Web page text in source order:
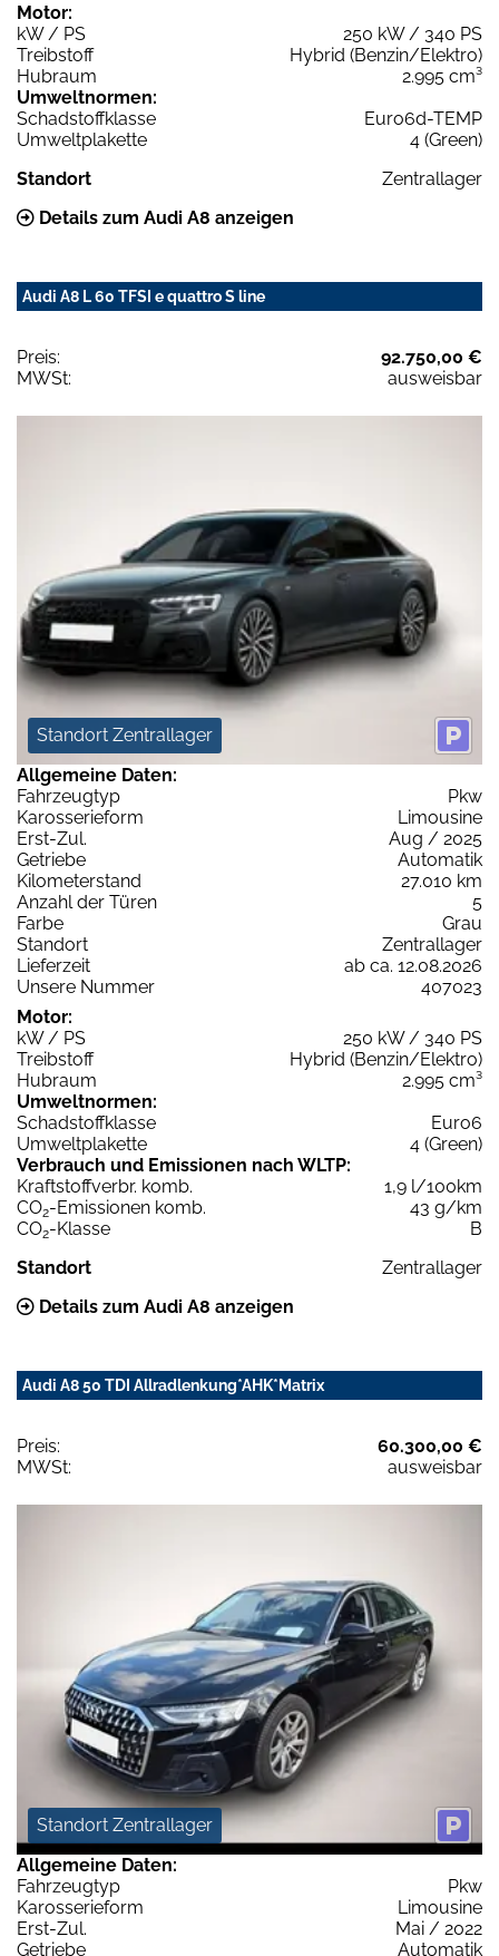
Motor:
kW / PS
250 kW / 340 PS
Treibstoff
Hybrid (Benzin/Elektro)
Hubraum
2.995 cm³
Umweltnormen:
Schadstoffklasse
Euro6d-TEMP
Umweltplakette
4 (Green)
Standort
Zentrallager
Details zum Audi A8 anzeigen
Audi A8 L 60 TFSI e quattro S line
Preis:
92.750,00 €
MWSt:
ausweisbar
Standort Zentrallager
Allgemeine Daten:
Fahrzeugtyp
Pkw
Karosserieform
Limousine
Erst-Zul.
Aug / 2025
Getriebe
Automatik
Kilometerstand
27.010 km
Anzahl der Türen
5
Farbe
Grau
Standort
Zentrallager
Lieferzeit
ab ca. 12.08.2026
Unsere Nummer
407023
Motor:
kW / PS
250 kW / 340 PS
Treibstoff
Hybrid (Benzin/Elektro)
Hubraum
2.995 cm³
Umweltnormen:
Schadstoffklasse
Euro6
Umweltplakette
4 (Green)
Verbrauch und Emissionen nach WLTP:
Kraftstoffverbr. komb.
1,9 l/100km
CO2-Emissionen komb.
43 g/km
CO2-Klasse
B
Standort
Zentrallager
Details zum Audi A8 anzeigen
Audi A8 50 TDI Allradlenkung*AHK*Matrix
Preis:
60.300,00 €
MWSt:
ausweisbar
Standort Zentrallager
Allgemeine Daten:
Fahrzeugtyp
Pkw
Karosserieform
Limousine
Erst-Zul.
Mai / 2022
Getriebe
Automatik